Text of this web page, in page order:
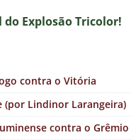
Explosão Tricolor!
contra o Vitória
(por Lindinor Larangeira)
contra o